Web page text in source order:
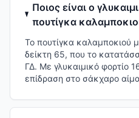
Ποιος είναι ο
πουτίγκα
Το πουτίγκα καλαμποκιού
δείκτη 65, που το
ΓΔ. Με γλυκαιμικό φορτίο
επίδραση στο σάκχαρο